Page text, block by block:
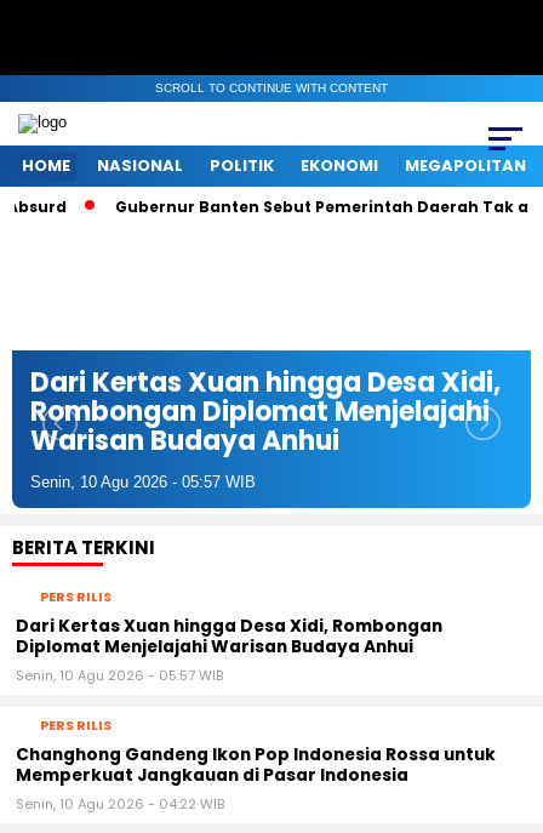
SCROLL TO CONTINUE WITH CONTENT
HOME NASIONAL POLITIK EKONOMI MEGAPOLITAN
Gubernur Banten Sebut Pemerintah Daerah Tak akan
Dari Kertas Xuan hingga Desa Xidi,
Rombongan Diplomat Menjelajahi
Warisan Budaya Anhui
Senin, 10 Agu 2026 - 05:57 WIB
BERITA TERKINI
PERS RILIS
Dari Kertas Xuan hingga Desa Xidi, Rombongan
Diplomat Menjelajahi Warisan Budaya Anhui
Senin, 10 Agu 2026 - 05:57 WIB
PERS RILIS
Changhong Gandeng Ikon Pop Indonesia Rossa untuk
Memperkuat Jangkauan di Pasar Indonesia
Senin, 10 Agu 2026 - 04:22 WIB